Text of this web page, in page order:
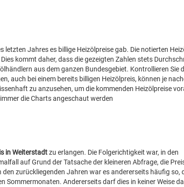
Jahres es billige Heizölpreise gab. Die notierten
kommt daher, dass die gezeigten Zahlen stets
aus dem ganzen Bundesgebiet. Kontrollieren Sie
auch bei einem bereits billigen Heizölpreis, können je
zu anzusehen, um die kommenden Heizölpreise
die Charts angeschaut werden
in Weiterstadtzu erlangen. Die Folgerichtigkeit war, in den
auf Grund der Tatsache der kleineren Abfrage, die
zurückliegenden Jahren war es andererseits häufig so,
Sommermonaten. Andererseits darf dies in keiner Weise